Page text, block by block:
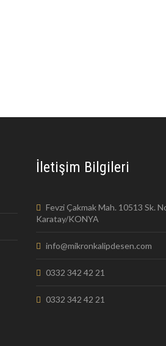
İletişim Bilgileri
Fevzi Çakmak Mah. 10513 Sk.
Karatay/KONYA
info@mikronkalipdesen.com
0332 342 42 21
0332 342 42 21